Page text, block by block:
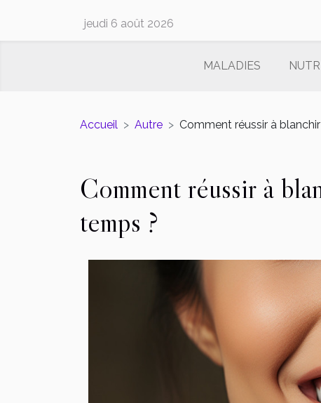
jeudi 6 août 2026
MALADIES
Accueil Autre Comment réussir à
Comment réussir à
temps ?